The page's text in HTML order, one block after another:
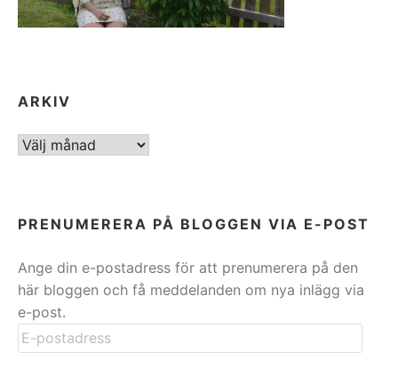
ARKIV
ARKIV
PRENUMERERA PÅ BLOGGEN VIA E-POST
Ange din e-postadress för att prenumerera på den
här bloggen och få meddelanden om nya inlägg via
e-post.
E-
postadress